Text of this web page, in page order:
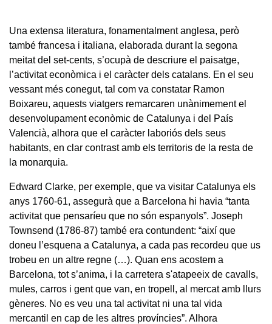
Una extensa literatura, fonamentalment anglesa, però
també francesa i italiana, elaborada durant la segona
meitat del set-cents, s’ocupà de descriure el paisatge,
l’activitat econòmica i el caràcter dels catalans. En el seu
vessant més conegut, tal com va constatar Ramon
Boixareu, aquests viatgers remarcaren unànimement el
desenvolupament econòmic de Catalunya i del País
Valencià, alhora que el caràcter laboriós dels seus
habitants, en clar contrast amb els territoris de la resta de
la monarquia.
Edward Clarke, per exemple, que va visitar Catalunya els
anys 1760-61, assegurà que a Barcelona hi havia “tanta
activitat que pensaríeu que no són espanyols”. Joseph
Townsend (1786-87) també era contundent: “així que
doneu l’esquena a Catalunya, a cada pas recordeu que us
trobeu en un altre regne (…). Quan ens acostem a
Barcelona, tot s’anima, i la carretera s'atapeeix de cavalls,
mules, carros i gent que van, en tropell, al mercat amb llurs
gèneres. No es veu una tal activitat ni una tal vida
mercantil en cap de les altres províncies”. Alhora